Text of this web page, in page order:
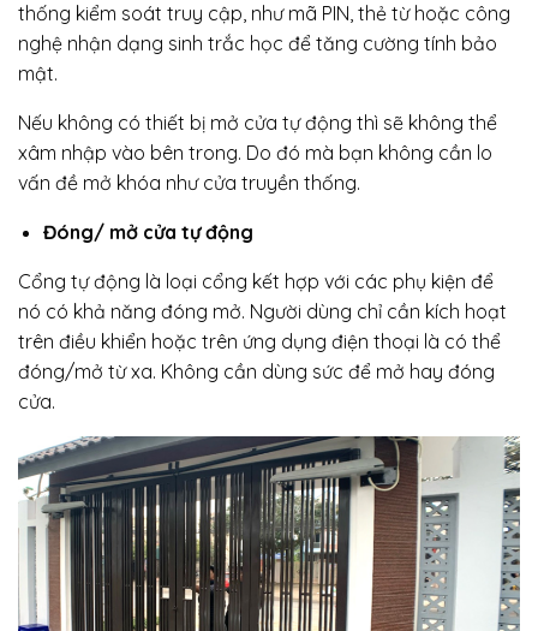
thống kiểm soát truy cập, như mã PIN, thẻ từ hoặc công
nghệ nhận dạng sinh trắc học để tăng cường tính bảo
mật.
Nếu không có thiết bị mở cửa tự động thì sẽ không thể
xâm nhập vào bên trong. Do đó mà bạn không cần lo
vấn đề mở khóa như cửa truyền thống.
Đóng/ mở cửa tự động
Cổng tự động là loại cổng kết hợp với các phụ kiện để
nó có khả năng đóng mở. Người dùng chỉ cần kích hoạt
trên điều khiển hoặc trên ứng dụng điện thoại là có thể
đóng/mở từ xa. Không cần dùng sức để mở hay đóng
cửa.